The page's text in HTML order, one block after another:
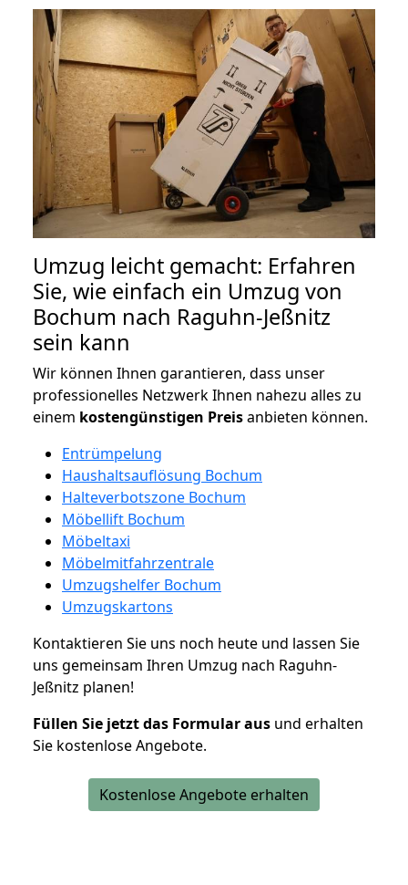
Umzug leicht gemacht: Erfahren
Sie, wie einfach ein Umzug von
Bochum nach Raguhn-Jeßnitz
sein kann
Wir können Ihnen garantieren, dass unser
professionelles Netzwerk Ihnen nahezu alles zu
einem kostengünstigen Preisanbieten können.
Entrümpelung
Haushaltsauflösung Bochum
Halteverbotszone Bochum
Möbellift Bochum
Möbeltaxi
Möbelmitfahrzentrale
Umzugshelfer Bochum
Umzugskartons
Kontaktieren Sie uns noch heute und lassen Sie
uns gemeinsam Ihren Umzug nach Raguhn-
Jeßnitz planen!
Füllen Sie jetzt das Formular aus und erhalten
Sie kostenlose Angebote.
Kostenlose Angebote erhalten